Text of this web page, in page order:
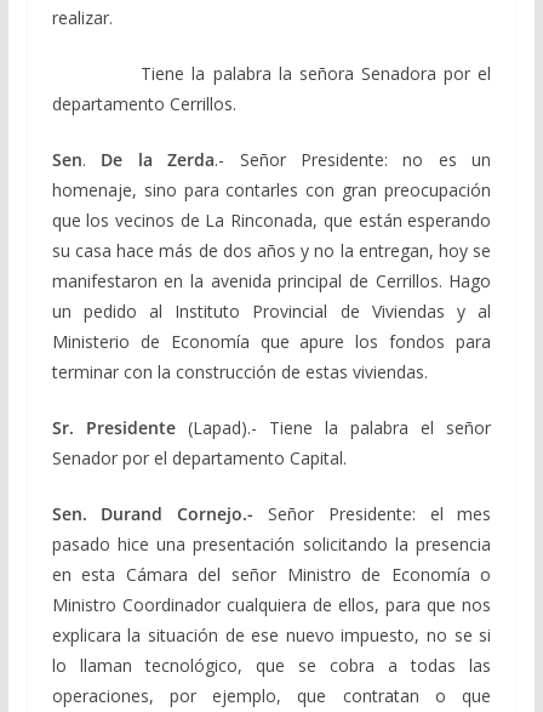
realizar.
Tiene la palabra la señora Senadora por el
departamento Cerrillos.
Sen. De la Zerda.- Señor Presidente: no es un
homenaje, sino para contarles con gran preocupación
que los vecinos de La Rinconada, que están esperando
su casa hace más de dos años y no la entregan, hoy se
manifestaron en la avenida principal de Cerrillos. Hago
un pedido al Instituto Provincial de Viviendas y al
Ministerio de Economía que apure los fondos para
terminar con la construcción de estas viviendas.
Sr. Presidente (Lapad).- Tiene la palabra el señor
Senador por el departamento Capital.
Sen. Durand Cornejo.- Señor Presidente: el mes
pasado hice una presentación solicitando la presencia
en esta Cámara del señor Ministro de Economía o
Ministro Coordinador cualquiera de ellos, para que nos
explicara la situación de ese nuevo impuesto, no se si
lo llaman tecnológico, que se cobra a todas las
operaciones, por ejemplo, que contratan o que